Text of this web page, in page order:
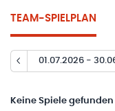
TEAM-SPIELPLAN
01.07.2026 -
Keine Spiele gefunden